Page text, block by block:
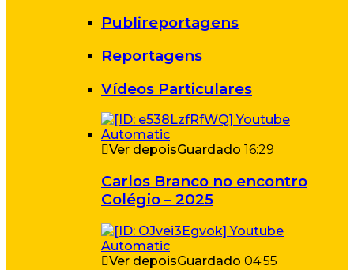
Publireportagens
Reportagens
Vídeos Particulares
Ver depoisGuardado 16:29
Carlos Branco no encontro
Colégio – 2025
Ver depoisGuardado 04:55